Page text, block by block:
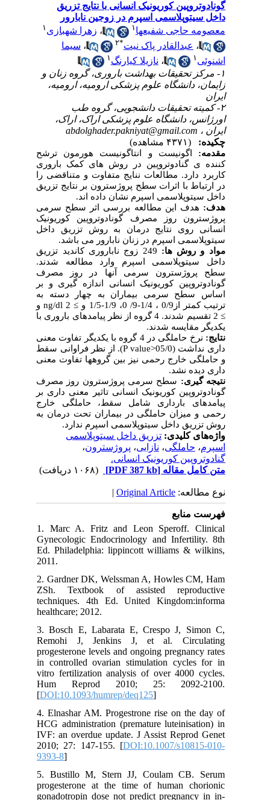
گونادوتروپین کوریونیک انسانی با نتایج تزریق
داخل سیتوپلاسمی اسپرم در زوجین نابارور
معصومه حاجی شفیعها
،زهرا شهبازی۱
،عبدالقادر پاک نیت ۲ ،سیما
اشنوئی
،نازیلا کیارنگ۱
۱- مرکز تحقیقات بهداشت باروری، گروه زنان و
زایمان، دانشگاه علوم پزشکی ارومیه، ارومیه‌،
ایران
۲- کمیته تحقیقات دانشجویی، گروه طب
اورژانس، دانشگاه علوم پزشکی اراک، اراک،
ایران ، abdolghader.pakniyat@gmail.com
چکیده:
مقدمه:اگونیست و انتاگونیست هورمون ترشح
کننده ی گنادوتروپین در روش های کمک باروری
کاربرد دارد. مطالعات ننایج متفاوت و متناقضی را
در ارتباط با اثرات سطح پروژسترون بر نتایج تزریق
داخل سیتوپلاسمی اسپرم نشان داده اند.
هدف:هدف این مطالعه بررسی اثر سطح سرمی
پروژسترون روز مصرف گونادوتروپین کوریونیک
انسانی
روی نتایج درمان به روش تزریق داخل
سیتوپلاسمی اسپرم در زنان نابارور می باشد.
مواد و روش ها:
249 زوج ناباروری کاندید تزریق
داخل سیتوپلاسمی اسپرم وارد مطالعه شدند.
سطح پروژسترون سرمی آنها در روز مصرف
گونادوتروپین کوریونیک انسانی اندازه گیری و بر
اساس سطح سرمی بیماران به چهار دسته به
ترتیب کمتر از
0/9 ، 9-1/4/ 0، 1/5-1/9 و ≥ 2 ng/dlو
≥ 2
تقسیم شدند. 4 گروه از نظر پیامدهای
باروری با
یکدیگر مقایسه شدند.
نتایج:
نرخ حاملگی در 4 گروه با یکدیگر تفاوت معنی
داری نداشت (05/0<
P value
). از نظر فراوانی سقط
و حاملگی خارج رحمی نیز بین گروهها تفاوت معنی
داری دیده نشد.
نتیجه گیری:سطح سرمی پروژسترون روز مصرف
گونادوتروپین کوریونیک انسانی تاثیر معنی داری بر
پیامدهای بارداری شامل سقط، حاملگی خارج
رحمی و میزان حاملگی در بیماران تحت درمان به
روش تزریق داخل سیتوپلاسمی اسپرم ندارد.
واژه‌های کلیدی:تزریق داخل سیتوپلاسمی
اسپرم ،حاملگی،نازایی،پروژسترون،
گنادوتروپین کوریونیک انسانی.
متن کامل مقاله[PDF 387 kb]
نوع مطالعه:Original Article
|
فهرست منابع
1. Marc A. Fritz and Leon Speroff. Clinical
Gynecologic Endocrinology and Infertility. 8th
Ed. Philadelphia: lippincott williams & wilkins,
2011.
2. Gardner DK, Welssman A, Howles CM, Ham
ZSh. Textbook of assisted reproductive
techniques. 4th Ed. United Kingdom:informa
healthcare; 2012.
3. Bosch E, Labarata E, Crespo J, Simon C,
Remohi J, Jenkins J, et al. Circulating
progesterone levels and ongoing pregnancy rates
in controlled ovarian stimulation cycles for in
vitro fertilization analysis of over 4000 cycles.
Hum Reprod 2010; 25: 2092-2100.
[DOI:10.1093/humrep/deq125
4. Elnashar AM. Progestrone rise on the day of
HCG administration (premature luteinisation) in
IVF: an overdue update. J Assist Reprod Genet
2010; 27: 147-155. [DOI:10.1007/s10815-010-
9393-8
5. Bustillo M, Stern JJ, Coulam CB. Serum
progesterone at the time of human chorionic
gonadotropin dose not predict pregnancy in in-